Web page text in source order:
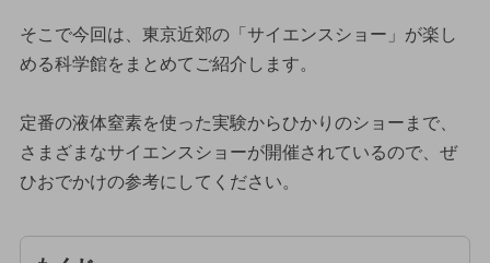
そこで今回は、東京近郊の「サイエンスショー」が楽し
める科学館をまとめてご紹介します。
定番の液体窒素を使った実験からひかりのショーまで、
さまざまなサイエンスショーが開催されているので、ぜ
ひおでかけの参考にしてください。